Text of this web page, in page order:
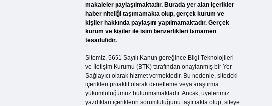
makaleler paylaşılmaktadır. Burada yer alan içerikler
haber niteliği taşımamakta olup, gerçek kurum ve
kişiler hakkında paylaşım yapılmamaktadır. Gerçek
kurum ve kişiler ile isim benzerlikleri tamamen
tesadüfidir.
Sitemiz, 5651 Sayılı Kanun gereğince Bilgi Teknolojileri
ve İletişim Kurumu (BTK) tarafından onaylanmış bir Yer
Sağlayıcı olarak hizmet vermektedir. Bu nedenle, sitedeki
içerikleri proaktif olarak denetleme veya araştırma
yükümlülüğümüz bulunmamaktadır. Ancak, üyelerimiz
yazdıkları içeriklerin sorumluluğunu taşımakta olup, siteye